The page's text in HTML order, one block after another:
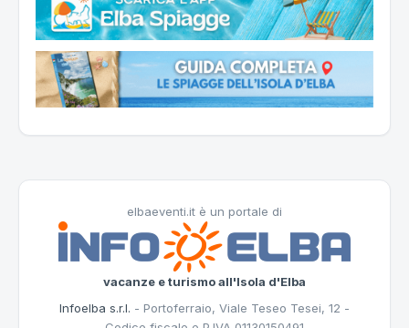
elbaeventi.it è un portale di
vacanze e turismo all'Isola d'Elba
Infoelba s.r.l. - Portoferraio, Viale Teseo Tesei, 12 -